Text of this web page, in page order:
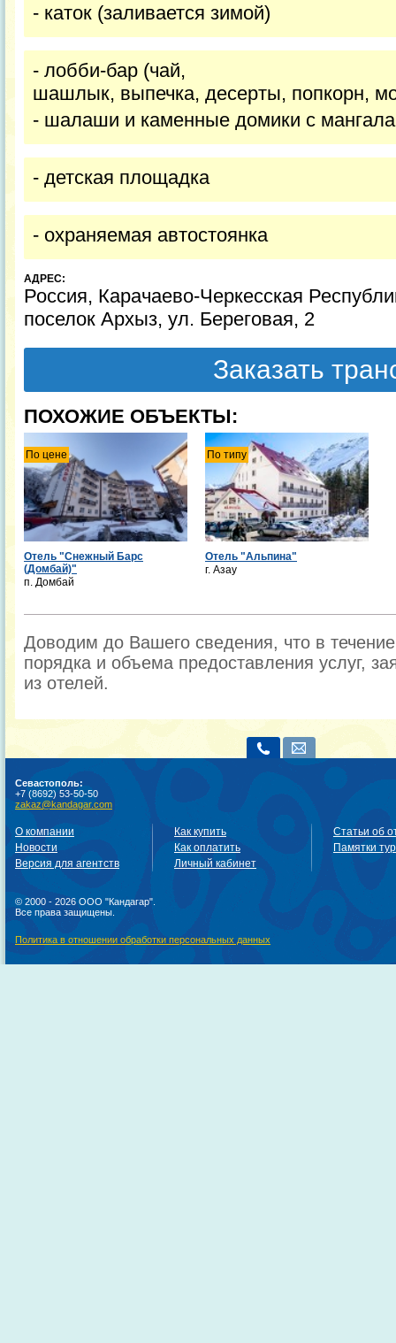
- каток (заливается зимой)
- лобби-бар (чай,
шашлык, выпечка, десерты, попкорн,
- шалаши и каменные домики с
- детская площадка
- охраняемая автостоянка
АДРЕС:
Россия, Карачаево-Черкесская
поселок Архыз, ул. Береговая, 2
Заказать
ПОХОЖИЕ ОБЪЕКТЫ:
По цене
Отель "Снежный Барс
(Домбай)"
п. Домбай
По типу
Отель "Альпина"
г. Азау
Доводим до Вашего сведения, что в
порядка и объема предоставления услуг,
из отелей.
Севастополь:
+7 (8692) 53-50-50
zakaz@kandagar.com
О компании
Новости
Версия для агентств
Как купить
Как оплатить
Личный кабинет
Статьи об
Памятки
© 2000 - 2026 ООО "Кандагар".
Все права защищены.
Политика в отношении обработки персональных данных